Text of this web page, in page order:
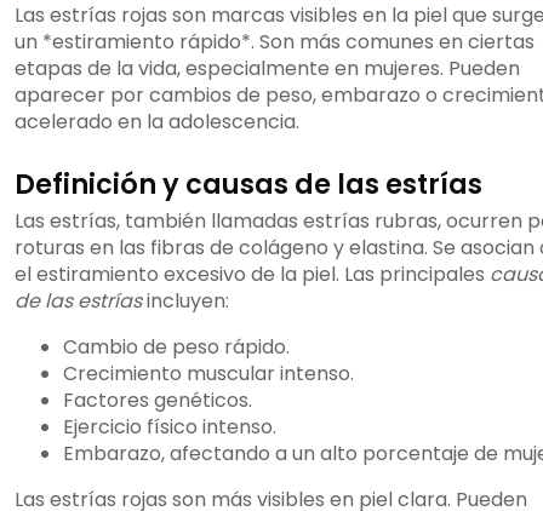
Las estrías rojas son marcas visibles en la piel que
un *estiramiento rápido*. Son más comunes en ciertas
etapas de la vida, especialmente en mujeres. Pueden
aparecer por cambios de peso, embarazo o
acelerado en la adolescencia.
Definición y causas de las estrías
Las estrías, también llamadas estrías rubras, ocurren
roturas en las fibras de colágeno y elastina. Se asocian
el estiramiento excesivo de la piel. Las principales
de las estríasincluyen:
Cambio de peso rápido.
Crecimiento muscular intenso.
Factores genéticos.
Ejercicio físico intenso.
Embarazo, afectando a un alto porcentaje de
Las estrías rojas son más visibles en piel clara. Pueden